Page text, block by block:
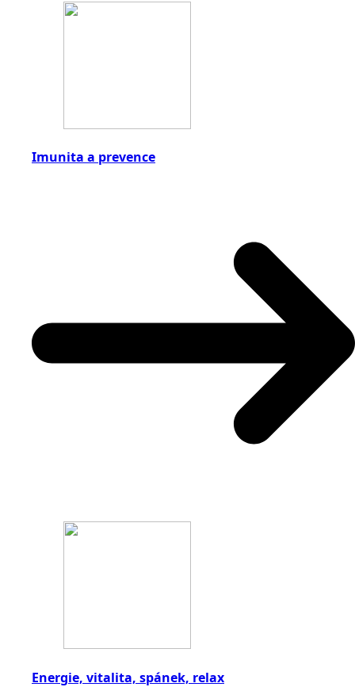
Imunita a prevence
Energie, vitalita, spánek, relax